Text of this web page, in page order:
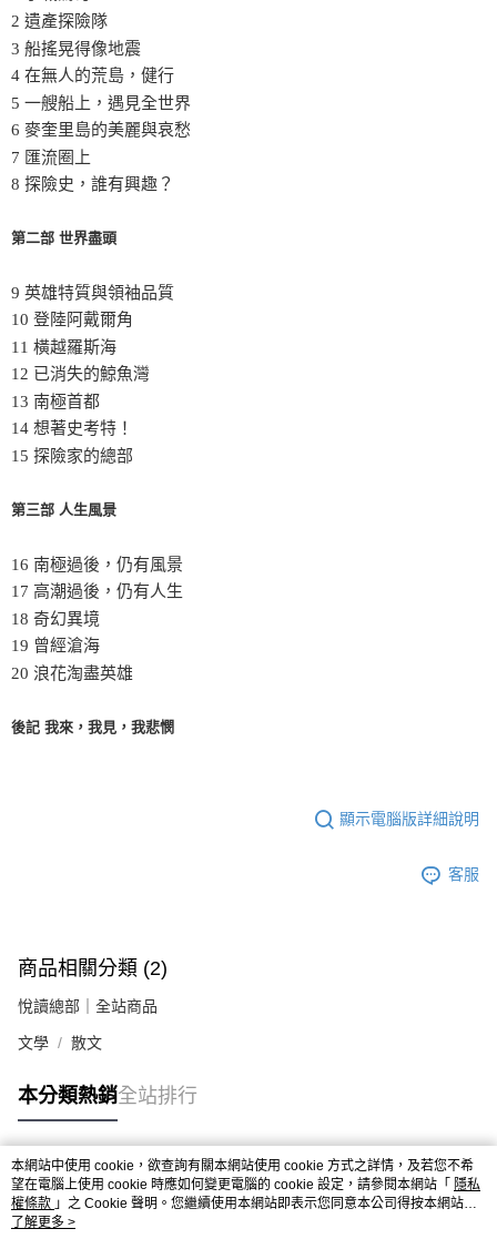
2 遺產探險隊
3 船搖晃得像地震
4 在無人的荒島，健行
5 一艘船上，遇見全世界
6 麥奎里島的美麗與哀愁
7 匯流圈上
8 探險史，誰有興趣？
第二部 世界盡頭
9 英雄特質與領袖品質
10 登陸阿戴爾角
11 橫越羅斯海
12 已消失的鯨魚灣
13 南極首都
14 想著史考特！
15 探險家的總部
第三部 人生風景
16 南極過後，仍有風景
17 高潮過後，仍有人生
18 奇幻異境
19 曾經滄海
20 浪花淘盡英雄
後記 我來，我見，我悲憫
顯示電腦版詳細說明
客服
商品相關分類 (2)
悅讀總部｜全站商品
文學 散文
本分類熱銷全站排行
熱門標籤
本網站中使用 cookie，欲查詢有關本網站使用 cookie 方式之詳情，及若您不希
望在電腦上使用 cookie 時應如何變更電腦的 cookie 設定，請參閱本網站「 隱私
權條款 」之 Cookie 聲明。您繼續使用本網站即表示您同意本公司得按本網站使
用條款之 Cookie 聲明使用 cookie。
了解更多 >